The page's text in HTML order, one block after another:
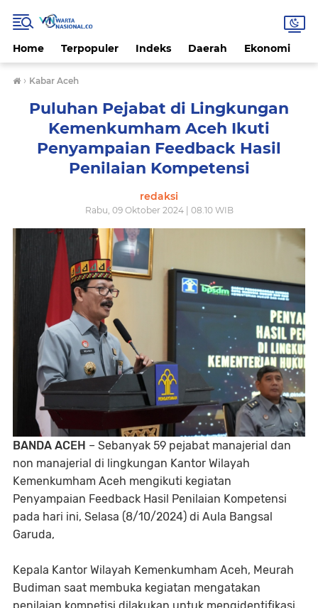
Home Terpopuler Indeks Daerah Ekonomi
› Kabar Aceh
Puluhan Pejabat di Lingkungan
Kemenkumham Aceh Ikuti
Penyampaian Feedback Hasil
Penilaian Kompetensi
redaksi
Rabu, 09 Oktober 2024 | 08.10 WIB
BANDA ACEH – Sebanyak 59 pejabat manajerial dan
non manajerial di lingkungan Kantor Wilayah
Kemenkumham Aceh mengikuti kegiatan
Penyampaian Feedback Hasil Penilaian Kompetensi
pada hari ini, Selasa (8/10/2024) di Aula Bangsal
Garuda,
Kepala Kantor Wilayah Kemenkumham Aceh, Meurah
Budiman saat membuka kegiatan mengatakan